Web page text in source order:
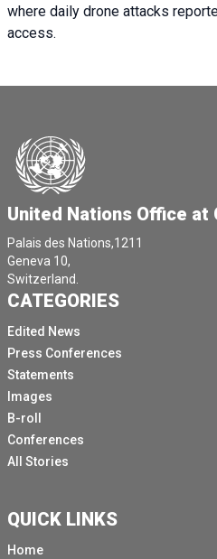
where daily drone attacks
access.
United Nations Office at
Palais des Nations,1211
Geneva 10,
Switzerland.
CATEGORIES
Edited News
Press Conferences
Statements
Images
B-roll
Conferences
All Stories
QUICK LINKS
Home